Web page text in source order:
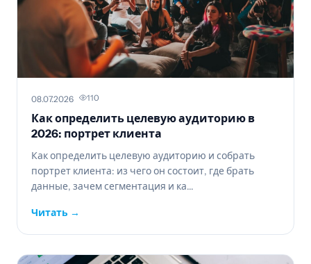
08.07.2026 110
Как определить целевую аудиторию в
2026: портрет клиента
Как определить целевую аудиторию и собрать
портрет клиента: из чего он состоит, где брать
данные, зачем сегментация и ка...
Читать →